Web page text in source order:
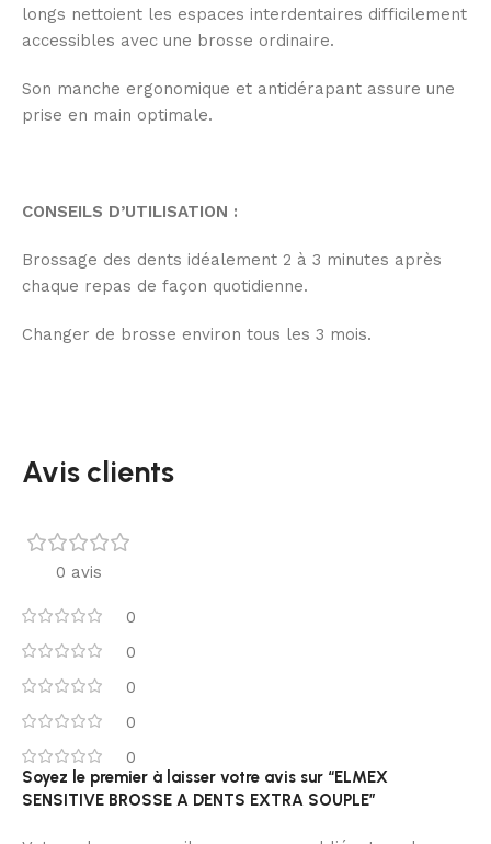
longs nettoient les espaces interdentaires difficilement
accessibles avec une brosse ordinaire.
Son manche ergonomique et antidérapant assure une
prise en main optimale.
CONSEILS D’UTILISATION :
Brossage des dents idéalement 2 à 3 minutes après
chaque repas de façon quotidienne.
Changer de brosse environ tous les 3 mois.
Avis clients
0 avis
0
0
0
0
0
Soyez le premier à laisser votre avis sur “ELMEX
SENSITIVE BROSSE A DENTS EXTRA SOUPLE”